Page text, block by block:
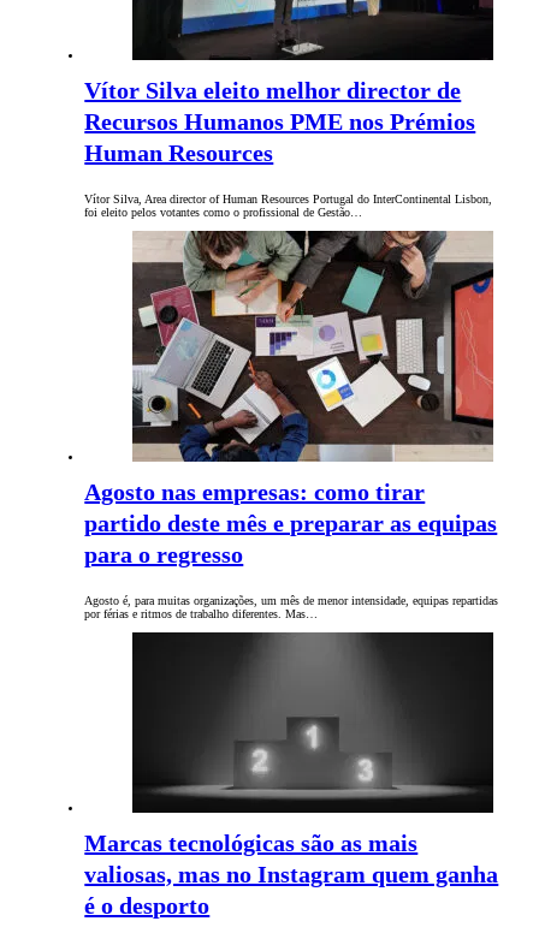
Vítor Silva eleito melhor director de
Recursos Humanos PME nos Prémios
Human Resources
Vítor Silva, Area director of Human Resources Portugal do InterContinental Lisbon,
foi eleito pelos votantes como o profissional de Gestão…
Agosto nas empresas: como tirar
partido deste mês e preparar as equipas
para o regresso
Agosto é, para muitas organizações, um mês de menor intensidade, equipas repartidas
por férias e ritmos de trabalho diferentes. Mas…
Marcas tecnológicas são as mais
valiosas, mas no Instagram quem ganha
é o desporto